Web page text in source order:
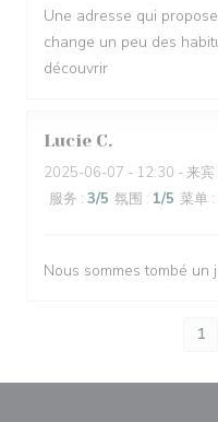
Une adresse qui
change un peu des
découvrir
Lucie C
2025-06-07 - 12:30 - 来宾
服务 : 3/5 氛围 : 1/5 菜单 :
Nous sommes tombé un
1